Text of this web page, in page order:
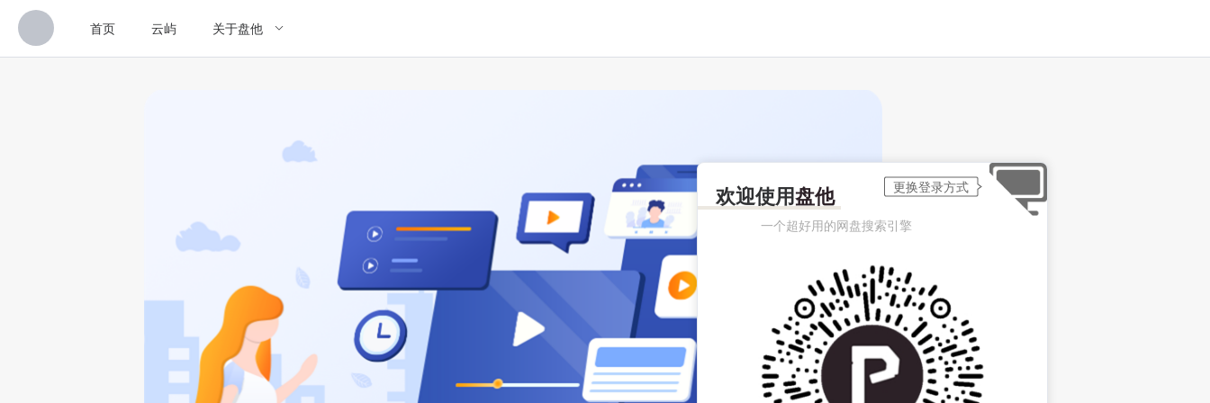
首页 云屿 关于盘他
欢迎使用盘他
一个超好用的网盘搜索引擎